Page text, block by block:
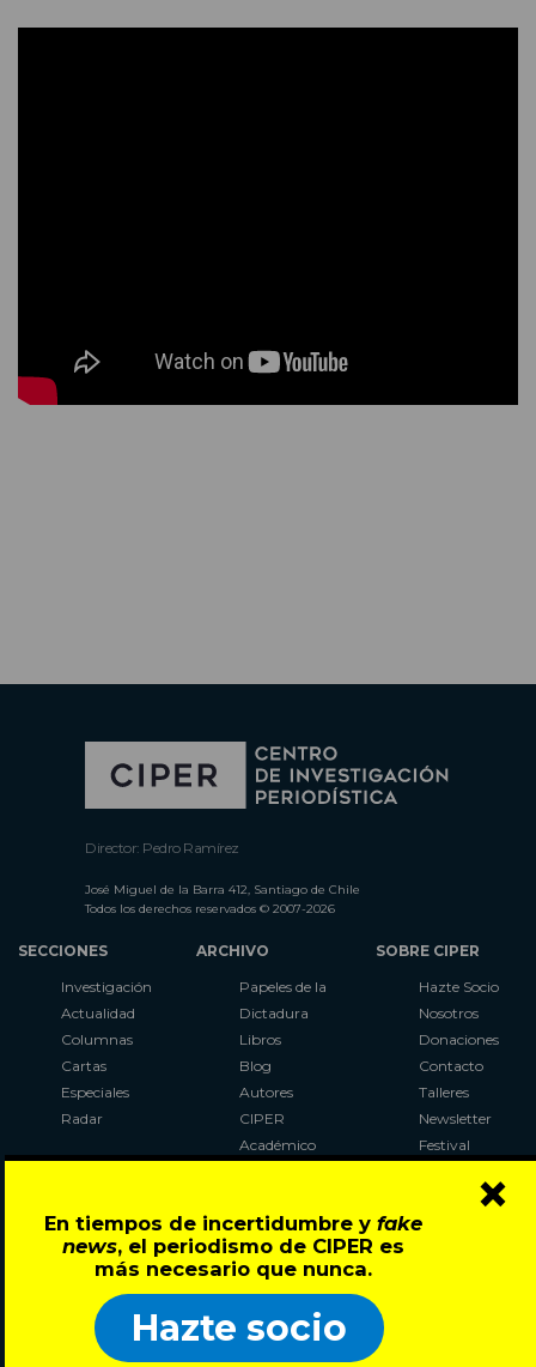
En tiempos de incertidumbre y fake
news, el periodismo de CIPER es
más necesario que nunca.
Hazte socio
×
Director: Pedro Ramírez
José Miguel de la Barra 412, Santiago de Chile
Todos los derechos reservados © 2007-2026
SECCIONES
Investigación
Actualidad
Columnas
Cartas
Especiales
Radar
ARCHIVO
Papeles de la
Dictadura
Libros
Blog
Autores
CIPER
Académico
Al Plebiscito
con CIPER
SOBRE CIPER
Hazte Socio
Nosotros
Donaciones
Contacto
Talleres
Newsletter
Festival